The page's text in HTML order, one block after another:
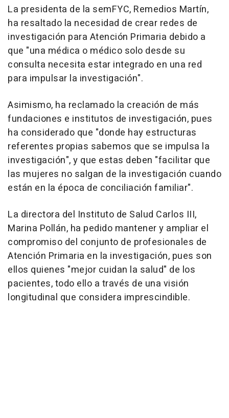
La presidenta de la semFYC, Remedios Martín,
ha resaltado la necesidad de crear redes de
investigación para Atención Primaria debido a
que "una médica o médico solo desde su
consulta necesita estar integrado en una red
para impulsar la investigación".
Asimismo, ha reclamado la creación de más
fundaciones e institutos de investigación, pues
ha considerado que "donde hay estructuras
referentes propias sabemos que se impulsa la
investigación", y que estas deben "facilitar que
las mujeres no salgan de la investigación cuando
están en la época de conciliación familiar".
La directora del Instituto de Salud Carlos III,
Marina Pollán, ha pedido mantener y ampliar el
compromiso del conjunto de profesionales de
Atención Primaria en la investigación, pues son
ellos quienes "mejor cuidan la salud" de los
pacientes, todo ello a través de una visión
longitudinal que considera imprescindible.